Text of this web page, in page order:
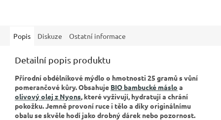
Popis Diskuze Ostatní informace
Detailní popis produktu
Přírodní obdélníkové mýdlo o hmotnosti 25 gramů s vůní
pomerančové kůry. Obsahuje BIO bambucké máslo a
olivový olej z Nyons, které vyživují, hydratují a chrání
pokožku. Jemně provoní ruce i tělo a díky originálnímu
obalu se skvěle hodí jako drobný dárek nebo pozornost.